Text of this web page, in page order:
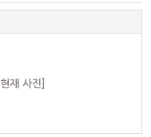
[현재 사진]